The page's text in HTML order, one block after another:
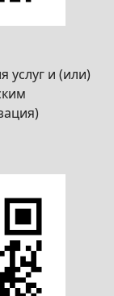
услуг и (или)